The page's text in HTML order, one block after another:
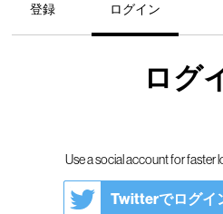
登録 ログイン
ログ
Use a social account for faster
Twitterでログイ